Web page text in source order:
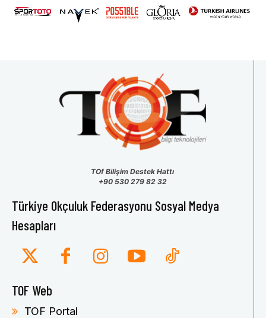
TOf Bilişim Destek Hattı
+90 530 279 82 32
Türkiye Okçuluk Federasyonu Sosyal Medya
Hesapları
TOF Web
TOF Portal